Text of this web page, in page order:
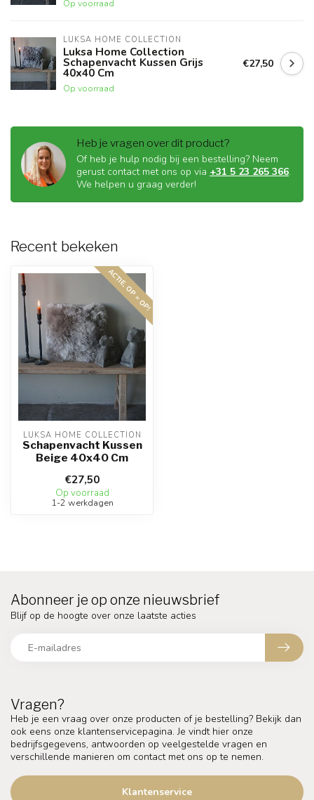
Op voorraad
LUKSA HOME COLLECTION
Luksa Home Collection
Schapenvacht Kussen Grijs
40x40 Cm
Op voorraad
€27,50
Heb je vragen over dit product?
Of heb je hulp nodig bij een bestelling? Neem
gerust contact met ons op via +31 5 23 265 366.
We helpen u graag verder!
Recent bekeken
ACTIE, OP = OP!
LUKSA HOME COLLECTION
Schapenvacht Kussen
Beige 40x40 Cm
€27,50
Op voorraad
1-2 werkdagen
Vragen?
Heb je een vraag over onze producten of je bestelling? Bekijk dan
ook eens onze klantenservicepagina. Je vindt hier onze
bedrijfsgegevens, antwoorden op veelgestelde vragen en
verschillende manieren om contact met ons op te nemen.
Klantenservice
Abonneer je op onze nieuwsbrief
Blijf op de hoogte over onze laatste acties